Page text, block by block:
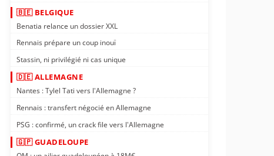
🇧🇪 BELGIQUE
Benatia relance un dossier XXL
Rennais prépare un coup inouï
Stassin, ni privilégié ni cas unique
🇩🇪 ALLEMAGNE
Nantes : Tylel Tati vers l'Allemagne ?
Rennais : transfert négocié en Allemagne
PSG : confirmé, un crack file vers l'Allemagne
🇬🇵 GUADELOUPE